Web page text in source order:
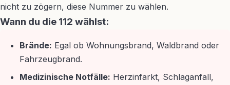
nicht zu zögern, diese Nummer zu wählen.
Wann du die 112 wählst:
Brände: Egal ob Wohnungsbrand, Waldbrand oder
Fahrzeugbrand.
Medizinische Notfälle: Herzinfarkt, Schlaganfall,